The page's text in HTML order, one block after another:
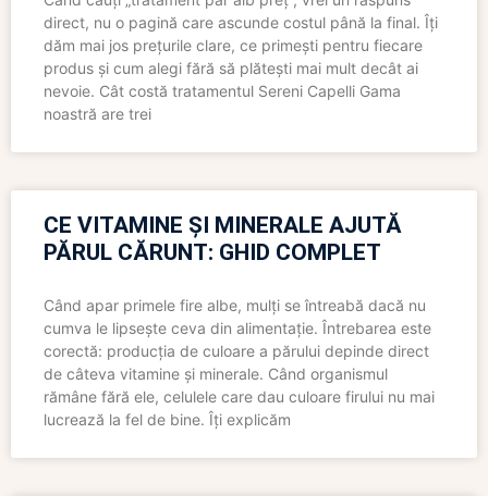
direct, nu o pagină care ascunde costul până la final. Îți
dăm mai jos prețurile clare, ce primești pentru fiecare
produs și cum alegi fără să plătești mai mult decât ai
nevoie. Cât costă tratamentul Sereni Capelli Gama
noastră are trei
CE VITAMINE ȘI MINERALE AJUTĂ
PĂRUL CĂRUNT: GHID COMPLET
Când apar primele fire albe, mulți se întreabă dacă nu
cumva le lipsește ceva din alimentație. Întrebarea este
corectă: producția de culoare a părului depinde direct
de câteva vitamine și minerale. Când organismul
rămâne fără ele, celulele care dau culoare firului nu mai
lucrează la fel de bine. Îți explicăm